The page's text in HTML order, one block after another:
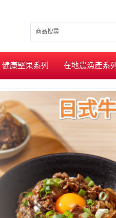
健康堅果系列 在地農漁產系列